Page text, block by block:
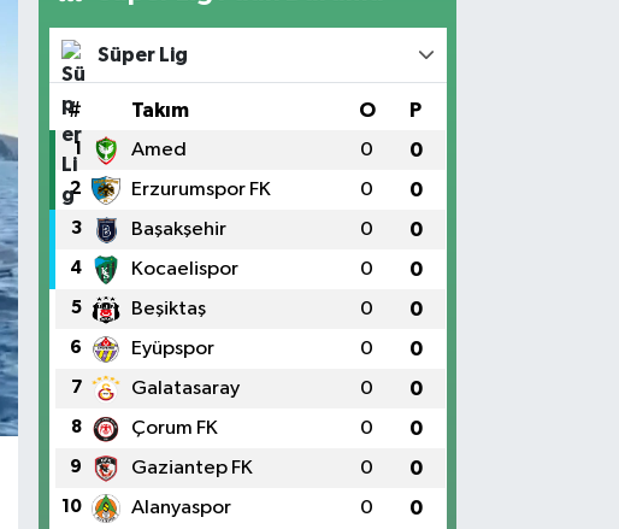
Süper Lig
# Takım O P
1 Amed 0 0
2 Erzurumspor FK 0 0
3 Başakşehir 0 0
4 Kocaelispor 0 0
5 Beşiktaş 0 0
6 Eyüpspor 0 0
7 Galatasaray 0 0
8 Çorum FK 0 0
9 Gaziantep FK 0 0
10 Alanyaspor 0 0